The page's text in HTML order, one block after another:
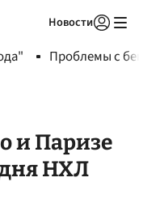
Новости
Проблемы с
и Паризе
НХЛ